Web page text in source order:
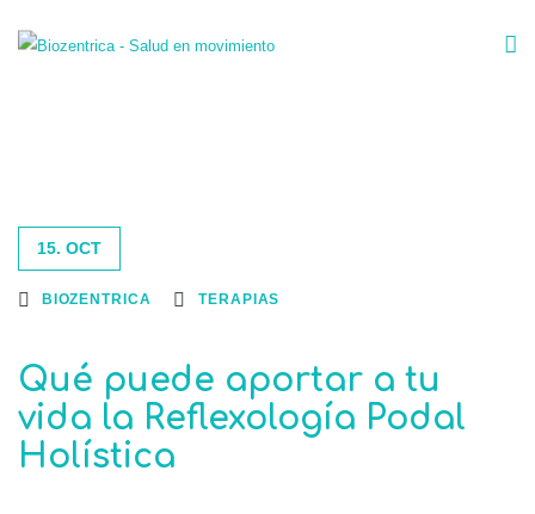
15. OCT
BIOZENTRICA TERAPIAS
Qué puede aportar a tu
vida la Reflexología Podal
Holística